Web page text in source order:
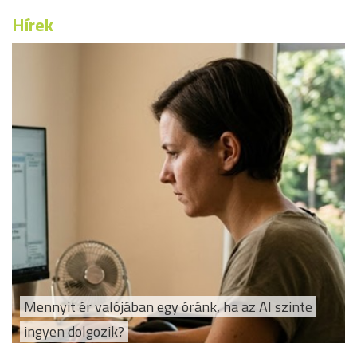
Hírek
Mennyit ér valójában egy óránk, ha az AI szinte
ingyen dolgozik?